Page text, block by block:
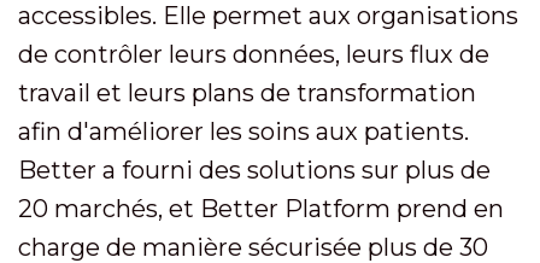
accessibles. Elle permet aux organisations
de contrôler leurs données, leurs flux de
travail et leurs plans de transformation
afin d'améliorer les soins aux patients.
Better a fourni des solutions sur plus de
20 marchés, et Better Platform prend en
charge de manière sécurisée plus de 30